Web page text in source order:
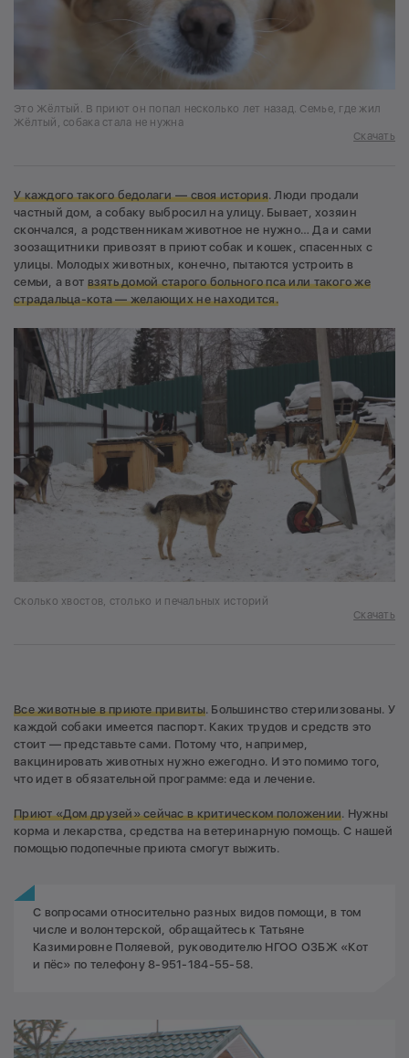
Это Жёлтый. В приют он попал несколько лет назад. Семье, где жил
Жёлтый, собака стала не нужна
Скачать
У каждого такого бедолаги — своя история. Люди продали
частный дом, а собаку выбросил на улицу. Бывает, хозяин
скончался, а родственникам животное не нужно… Да и сами
зоозащитники привозят в приют собак и кошек, спасенных с
улицы. Молодых животных, конечно, пытаются устроить в
семьи, а вот взять домой старого больного пса или такого же
страдальца-кота — желающих не находится.
Сколько хвостов, столько и печальных историй
Скачать
Все животные в приюте привиты. Большинство стерилизованы. У
каждой собаки имеется паспорт. Каких трудов и средств это
стоит — представьте сами. Потому что, например,
вакцинировать животных нужно ежегодно. И это помимо того,
что идет в обязательной программе: еда и лечение.
Приют «Дом друзей» сейчас в критическом положении. Нужны
корма и лекарства, средства на ветеринарную помощь. С нашей
помощью подопечные приюта смогут выжить.
С вопросами относительно разных видов помощи, в том
числе и волонтерской, обращайтесь к Татьяне
Казимировне Поляевой, руководителю НГОО ОЗБЖ «Кот
и пёс» по телефону 8-951-184-55-58.